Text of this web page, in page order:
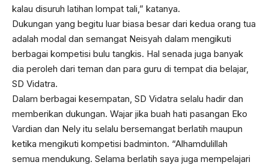
kalau disuruh latihan lompat tali,” katanya.
Dukungan yang begitu luar biasa besar dari kedua orang tua
adalah modal dan semangat Neisyah dalam mengikuti
berbagai kompetisi bulu tangkis. Hal senada juga banyak
dia peroleh dari teman dan para guru di tempat dia belajar,
SD Vidatra.
Dalam berbagai kesempatan, SD Vidatra selalu hadir dan
memberikan dukungan. Wajar jika buah hati pasangan Eko
Vardian dan Nely itu selalu bersemangat berlatih maupun
ketika mengikuti kompetisi badminton. “Alhamdulillah
semua mendukung. Selama berlatih saya juga mempelajari